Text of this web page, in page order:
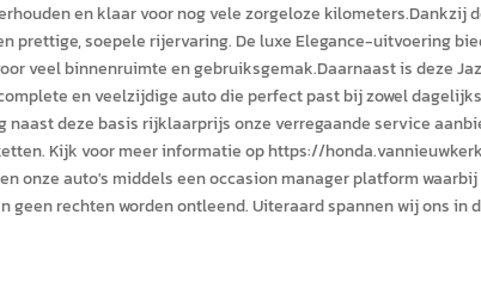
en klaar voor nog vele zorgeloze
prettige, soepele rijervaring. De luxe Elegance-uitvoering
veel binnenruimte en gebruiksgemak.Daarnaast is deze
en veelzijdige auto die perfect past bij zowel
naast deze basis rijklaarprijs onze verregaande service
Kijk voor meer informatie op https://
onze auto's middels een occasion manager platform
geen rechten worden ontleend. Uiteraard spannen wij ons